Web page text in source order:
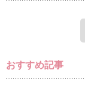
おすすめ記事